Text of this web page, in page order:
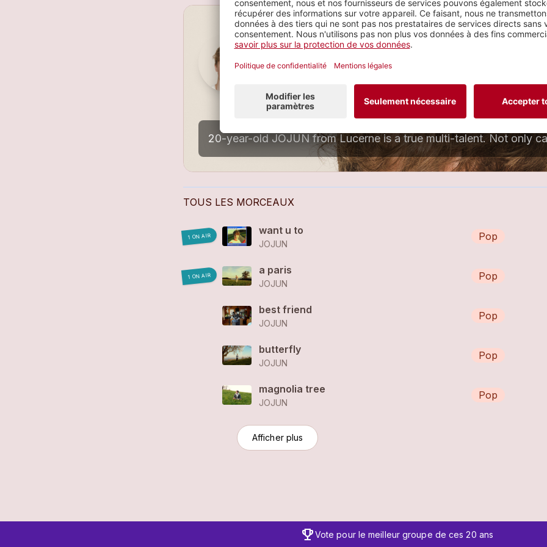
JOJUN
Pop
TOUS LES MORCEAUX
1 ON AIR
want u to
JOJUN
Pop
1 ON AIR
a paris
JOJUN
Pop
best friend
JOJUN
Pop
butterfly
JOJUN
Pop
magnolia tree
JOJUN
Pop
Afficher plus
trophyVote pour le meilleur groupe de ces 20 ans